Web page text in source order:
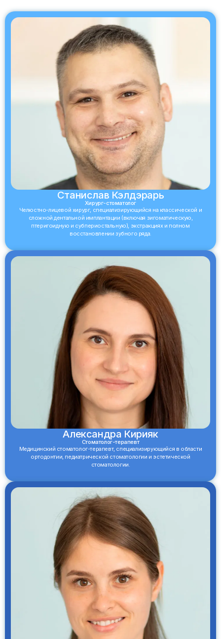
Станислав Кэлдэрарь
Хирург-стоматолог
Челюстно-лицевой хирург, специализирующийся на классической и
сложной дентальной имплантации (включая зигоматическую,
птеригоидную и субпериостальную), экстракциях и полном
восстановлении зубного ряда.
Александра Кирияк
Стоматолог-терапевт
Медицинский стоматолог-терапевт, специализирующийся в области
ортодонтии, педиатрической стоматологии и эстетической
стоматологии.